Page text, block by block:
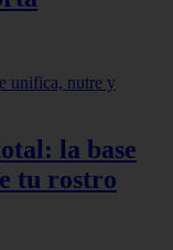
la base
tu rostro